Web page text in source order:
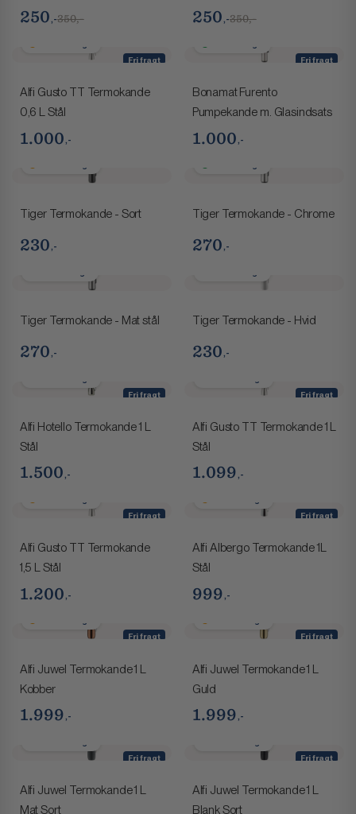
250 ,-350,- 250 ,-350,-
Fri fragt
1.000 ,-
Alfi Gusto TT Termokande
0,6 L Stål
Fri fragt
1.000 ,-
Bonamat Furento
Pumpekande m. Glasindsats
230,-
Tiger Termokande - Sort
270,-
Tiger Termokande - Chrome
270,-
Tiger Termokande - Mat stål
230,-
Tiger Termokande - Hvid
Fri fragt
1.500 ,-
Alfi Hotello Termokande 1 L
Stål
Fri fragt
1.099 ,-
Alfi Gusto TT Termokande 1 L
Stål
Fri fragt
1.200 ,-
Alfi Gusto TT Termokande
1,5 L Stål
Fri fragt
999 ,-
Alfi Albergo Termokande 1L
Stål
Fri fragt
1.999,-
Alfi Juwel Termokande 1 L
Kobber
Fri fragt
1.999,-
Alfi Juwel Termokande 1 L
Guld
Fri fragt
Alfi Juwel Termokande 1 L
Mat Sort
Fri fragt
Alfi Juwel Termokande 1 L
Blank Sort